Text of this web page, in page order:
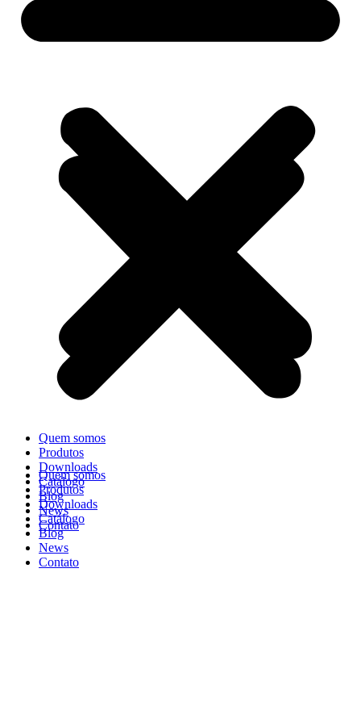
Quem somos
Produtos
Downloads
Catálogo
Blog
News
Contato
Quem somos
Produtos
Downloads
Catálogo
Blog
News
Contato